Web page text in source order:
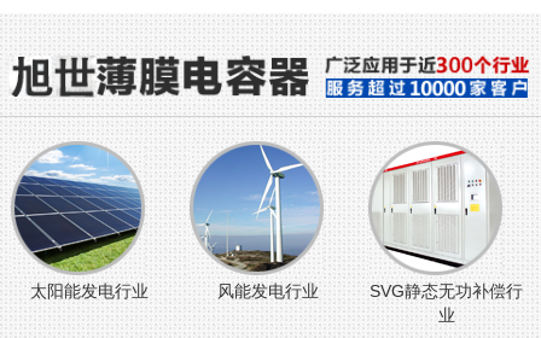
太阳能发电行业 风能发电行业
SVG静态无功补偿行
业